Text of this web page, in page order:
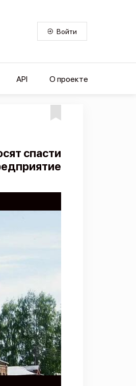
Войти
API О проекте
спасти